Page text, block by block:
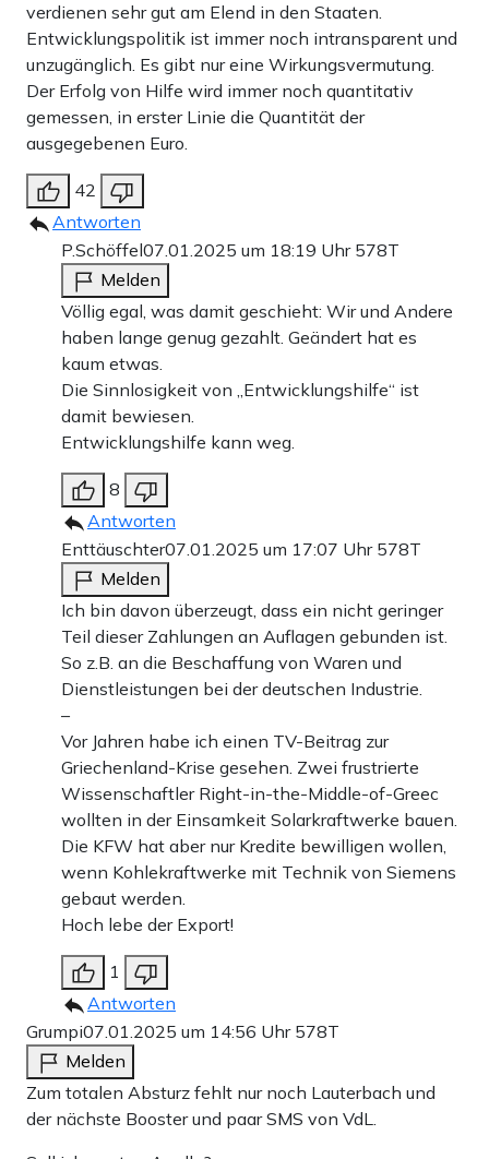
verdienen sehr gut am Elend in den Staaten.
Entwicklungspolitik ist immer noch intransparent und
unzugänglich. Es gibt nur eine Wirkungsvermutung.
Der Erfolg von Hilfe wird immer noch quantitativ
gemessen, in erster Linie die Quantität der
ausgegebenen Euro.
42
Antworten
P.Schöffel07.01.2025 um 18:19 Uhr 578T
Melden
Völlig egal, was damit geschieht: Wir und Andere
haben lange genug gezahlt. Geändert hat es
kaum etwas.
Die Sinnlosigkeit von „Entwicklungshilfe“ ist
damit bewiesen.
Entwicklungshilfe kann weg.
8
Antworten
Enttäuschter07.01.2025 um 17:07 Uhr 578T
Melden
Ich bin davon überzeugt, dass ein nicht geringer
Teil dieser Zahlungen an Auflagen gebunden ist.
So z.B. an die Beschaffung von Waren und
Dienstleistungen bei der deutschen Industrie.
–
Vor Jahren habe ich einen TV-Beitrag zur
Griechenland-Krise gesehen. Zwei frustrierte
Wissenschaftler Right-in-the-Middle-of-Greec
wollten in der Einsamkeit Solarkraftwerke bauen.
Die KFW hat aber nur Kredite bewilligen wollen,
wenn Kohlekraftwerke mit Technik von Siemens
gebaut werden.
Hoch lebe der Export!
1
Antworten
Grumpi07.01.2025 um 14:56 Uhr 578T
Melden
Zum totalen Absturz fehlt nur noch Lauterbach und
der nächste Booster und paar SMS von VdL.